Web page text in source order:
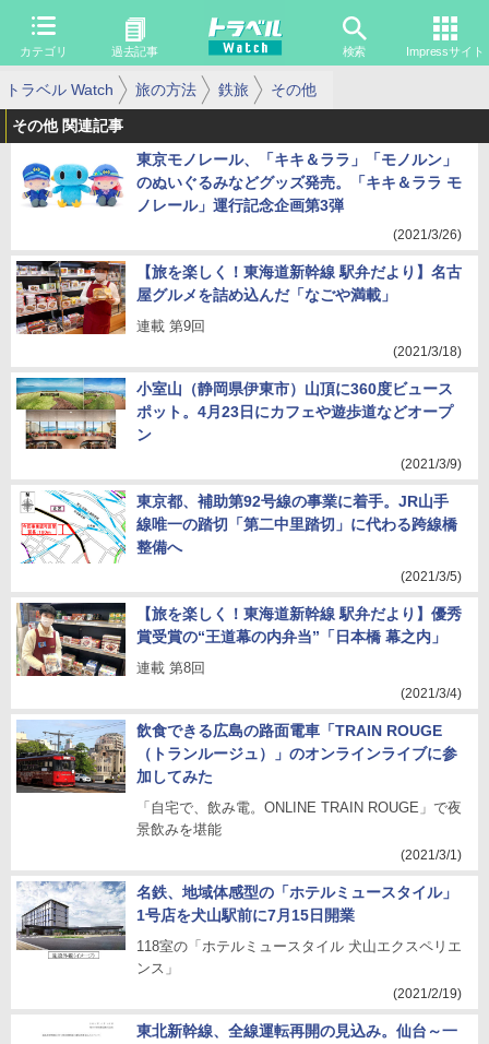
カテゴリ 過去記事 検索 Impressサイト
トラベル Watch 旅の方法 鉄旅 その他
その他 関連記事
東京モノレール、「キキ＆ララ」「モノルン」
のぬいぐるみなどグッズ発売。「キキ＆ララ モ
ノレール」運行記念企画第3弾
(2021/3/26)
【旅を楽しく！東海道新幹線 駅弁だより】名古
屋グルメを詰め込んだ「なごや満載」
連載 第9回
(2021/3/18)
小室山（静岡県伊東市）山頂に360度ビュース
ポット。4月23日にカフェや遊歩道などオープ
ン
(2021/3/9)
東京都、補助第92号線の事業に着手。JR山手
線唯一の踏切「第二中里踏切」に代わる跨線橋
整備へ
(2021/3/5)
【旅を楽しく！東海道新幹線 駅弁だより】優秀
賞受賞の“王道幕の内弁当”「日本橋 幕之内」
連載 第8回
(2021/3/4)
飲食できる広島の路面電車「TRAIN ROUGE
（トランルージュ）」のオンラインライブに参
加してみた
「自宅で、飲み電。ONLINE TRAIN ROUGE」で夜
景飲みを堪能
(2021/3/1)
名鉄、地域体感型の「ホテルミュースタイル」
1号店を犬山駅前に7月15日開業
118室の「ホテルミュースタイル 犬山エクスペリエ
ンス」
(2021/2/19)
東北新幹線、全線運転再開の見込み。仙台～一